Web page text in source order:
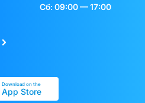
Сб: 09:00 — 17:00
Download on the
App Store